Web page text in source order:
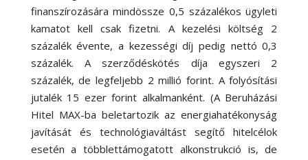
finanszírozására mindössze 0,5 százalékos ügyleti
kamatot kell csak fizetni. A kezelési költség 2
százalék évente, a kezességi díj pedig nettó 0,3
százalék. A szerződéskötés díja egyszeri 2
százalék, de legfeljebb 2 millió forint. A folyósítási
jutalék 15 ezer forint alkalmanként. (A Beruházási
Hitel MAX-ba beletartozik az energiahatékonyság
javítását és technológiaváltást segítő hitelcélok
esetén a többlettámogatott alkonstrukció is, de